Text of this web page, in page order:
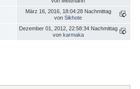
März 16, 2016, 18:04:28 Nachmittag
von Sikhote
Dezember 01, 2012, 22:58:34 Nachmittag
von karmaka